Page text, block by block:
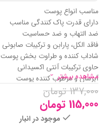
مناسب انواع پوست
دارای قدرت پاک کنندگی مناسب
ضد التهاب و ضد حساسیت
فاقد الکل، پارابن و ترکیبات صابونی
شاداب کننده و طراوت بخش پوست
حاوی ترکیبات آنتی اکسیدانی
آبرسان و مرطوب کننده پوست
آنتی باکتریال و ضد جوش
ترمیم کننده و تسکین دهنده پوست
حاوی عصاره آلوئه ورا، گل ژاپنی و
روغن جوانه گندم
مشاهده بیشتر
137,000 تومان
115,000 تومان
موجود در انبار